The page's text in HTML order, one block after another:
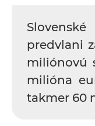
predvlani
miliónovú
milióna
takmer 60